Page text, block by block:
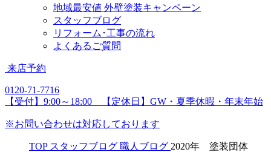
地域最安値 外壁塗装キャンペーン
スタッフブログ
リフォーム･工事の流れ
よくあるご質問
来店予約
0120-71-7716
【受付】9:00～18:00 【定休日】GW・夏季休暇・年末年始
※お問い合わせは対応しております
TOP スタッフブログ 職人ブログ 2020年 塗装団体